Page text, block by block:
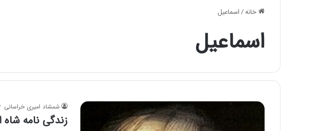
خانه/اسماعیل
اسماعیل
شمشاد امیری خراسانی
زندگی نامه